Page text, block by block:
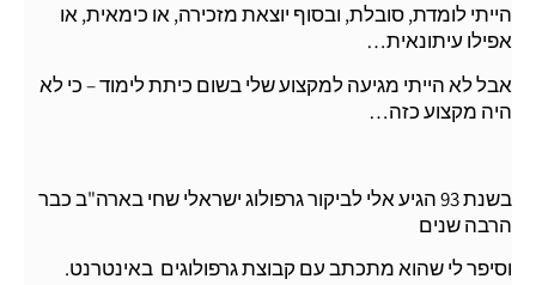
הייתי לומדת, סובלת, ובסוף יוצאת מזכירה, או כימאית, או
אפילו עיתונאית…
אבל לא הייתי מגיעה למקצוע שלי בשום כיתת לימוד – כי לא
היה מקצוע כזה…
בשנת 93 הגיע אלי לביקור גרפולוג ישראלי שחי בארה"ב כבר
הרבה שנים
וסיפר לי שהוא מתכתב עם קבוצת גרפולוגים באינטרנט.